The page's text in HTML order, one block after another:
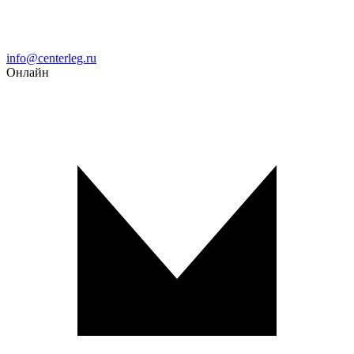
Email
info@centerleg.ru
Онлайн